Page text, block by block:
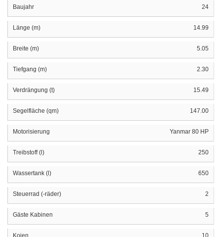
Baujahr 24
Länge (m) 14.99
Breite (m) 5.05
Tiefgang (m) 2.30
Verdrängung (t) 15.49
Segelfläche (qm) 147.00
Motorisierung Yanmar 80 HP
Treibstoff (l) 250
Wassertank (l) 650
Steuerrad (-räder) 2
Gäste Kabinen 5
Kojen 10